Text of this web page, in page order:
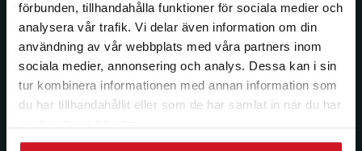
förbunden, tillhandahålla funktioner för sociala medier och
analysera vår trafik. Vi delar även information om din
användning av vår webbplats med våra partners inom
sociala medier, annonsering och analys. Dessa kan i sin
tur kombinera informationen med annan information som
du har tillhandahållit eller som de har samlat in när du har